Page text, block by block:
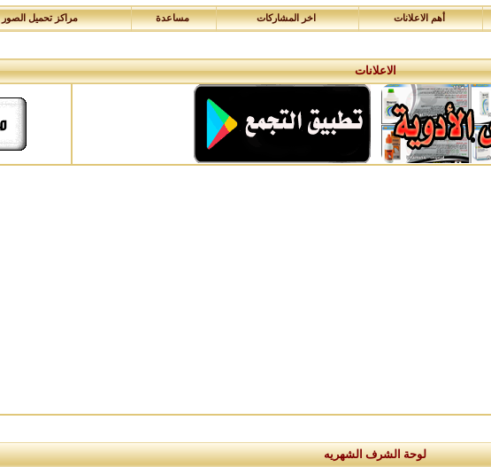
أهم الاعلانات اخر المشاركات مساعدة مراكز تحميل الصور
الاعلانات
لوحة الشرف الشهريه